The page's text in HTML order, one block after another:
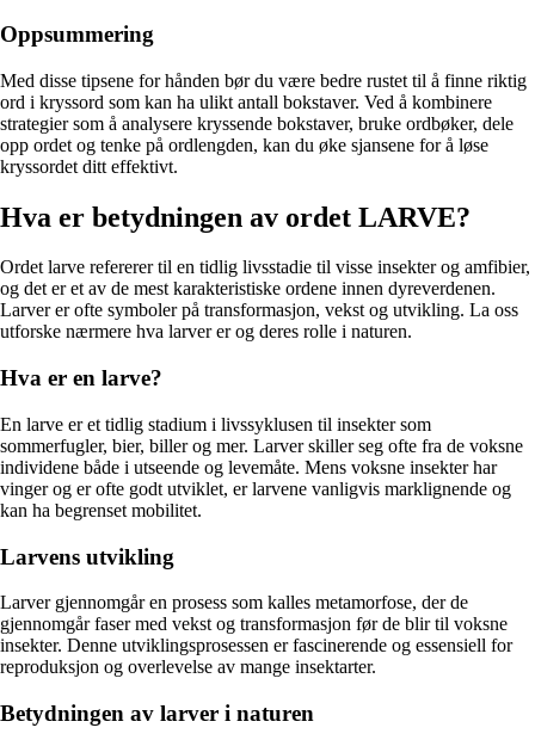
Oppsummering
Med disse tipsene for hånden bør du være bedre rustet til å finne riktig
ord i kryssord som kan ha ulikt antall bokstaver. Ved å kombinere
strategier som å analysere kryssende bokstaver, bruke ordbøker, dele
opp ordet og tenke på ordlengden, kan du øke sjansene for å løse
kryssordet ditt effektivt.
Hva er betydningen av ordet LARVE?
Ordet larve refererer til en tidlig livsstadie til visse insekter og amfibier,
og det er et av de mest karakteristiske ordene innen dyreverdenen.
Larver er ofte symboler på transformasjon, vekst og utvikling. La oss
utforske nærmere hva larver er og deres rolle i naturen.
Hva er en larve?
En larve er et tidlig stadium i livssyklusen til insekter som
sommerfugler, bier, biller og mer. Larver skiller seg ofte fra de voksne
individene både i utseende og levemåte. Mens voksne insekter har
vinger og er ofte godt utviklet, er larvene vanligvis marklignende og
kan ha begrenset mobilitet.
Larvens utvikling
Larver gjennomgår en prosess som kalles metamorfose, der de
gjennomgår faser med vekst og transformasjon før de blir til voksne
insekter. Denne utviklingsprosessen er fascinerende og essensiell for
reproduksjon og overlevelse av mange insektarter.
Betydningen av larver i naturen